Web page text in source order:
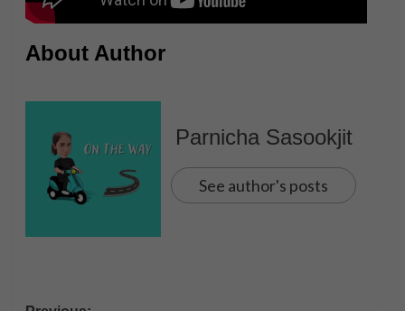
About Author
Parnicha Sasookjit
See author's posts